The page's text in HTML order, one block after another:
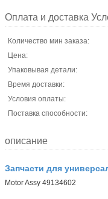
Оплата и доставка
Количество мин заказа:
Цена:
Упаковывая детали:
Время доставки:
Условия оплаты:
Поставка способности:
описание
Запчасти для
Motor Assy 49134602